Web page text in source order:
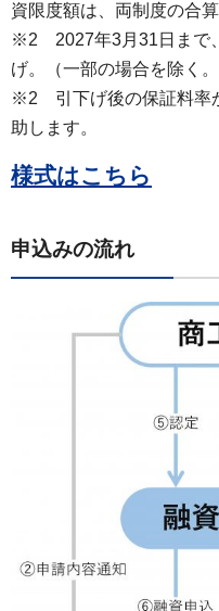
資限度額は、両制度の合
※2 2027年3月31日まで
げ。（一部の場合を除く。
※2 引下げ後の保証料率
助します。
様式はこちら
申込みの流れ